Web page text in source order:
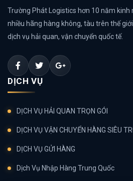
Trường Phát Logistics hơn 10 năm kinh
nhiều hãng hàng không, tàu trên thế
dịch vụ hải quan, vận chuyển quốc tế.
DỊCH VỤ
DỊCH VỤ HẢI QUAN TRỌN GÓI
DỊCH VỤ VẬN CHUYỂN HÀNG SIÊU
DỊCH VỤ GỬI HÀNG
Dịch Vụ Nhập Hàng Trung Quốc